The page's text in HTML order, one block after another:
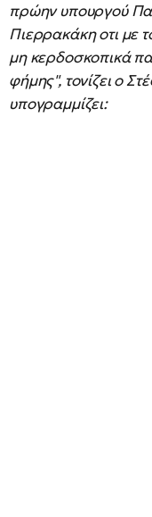
πρώην υπουργού
Πιερρακάκη οτι με
μη κερδοσκοπικά
φήμης", τονίζει ο
υπογραμμίζει: